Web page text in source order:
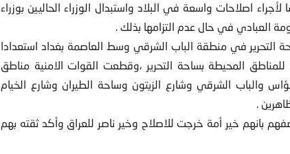
قد أمهل الحكومة العراقية مدة(45) يوما لأجراء اصلاحات واسعة في البلاد واستبدال الوزراء الحاليين بوزراء
العبادي في حال عدم التزامها بذلك .
التحرير في منطقة الباب الشرقي وسط العاصمة بغداد استعدادا
المحيطة بساحة التحرير ،وقطعت القوات الامنية مناطق
والباب الشرقي وشارع الزيتون وساحة الطيران وشارع الخيام
.
بانهم خير أمة خرجت للاصلاح وخير ناصر للعراق وأكد ثقته بهم